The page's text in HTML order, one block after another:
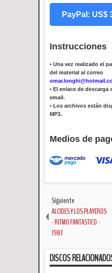
PayPal: US$
Instrucciones
• Una vez realizado el
del material al correo
• El enlace de descarga
email.
• Los archivos están
MP3.
Medios de
Siguiente
ALCIDES Y LOS PLAYEROS
- RITMO FANTASTICO -
1987
DISCOS